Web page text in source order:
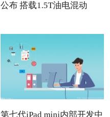
公布 搭载1.5T油电混动
第七代iPad mini内部开发中